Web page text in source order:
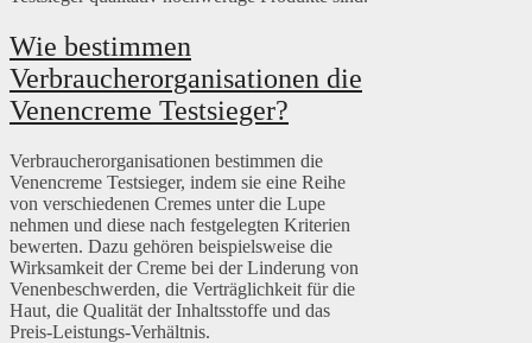
Wie bestimmen
Verbraucherorganisationen die
Venencreme Testsieger?
Verbraucherorganisationen bestimmen die
Venencreme Testsieger, indem sie eine Reihe
von verschiedenen Cremes unter die Lupe
nehmen und diese nach festgelegten Kriterien
bewerten. Dazu gehören beispielsweise die
Wirksamkeit der Creme bei der Linderung von
Venenbeschwerden, die Verträglichkeit für die
Haut, die Qualität der Inhaltsstoffe und das
Preis-Leistungs-Verhältnis.